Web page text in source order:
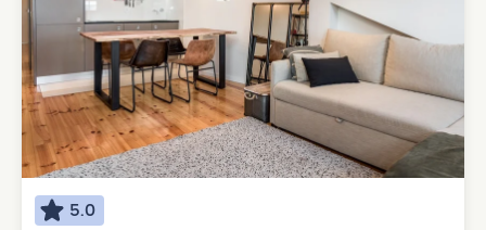
5.0